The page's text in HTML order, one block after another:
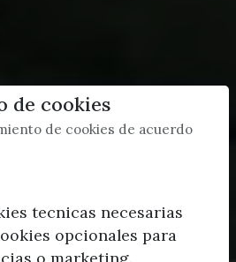
de cookies
de cookies de acuerdo
tecnicas necesarias
opcionales para